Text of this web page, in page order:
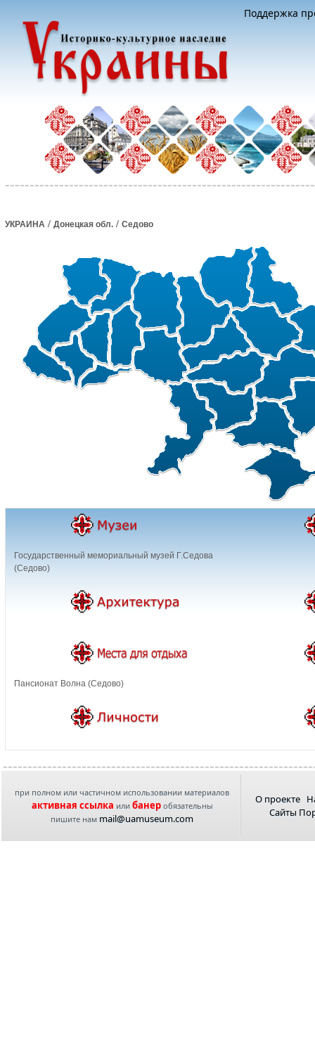
Поддержка
УКРАИНА / Донецкая обл. / Седово
Государственный мемориальный музей Г.Седова
(Седово)
Пансионат Волна (Седово)
при полном или частичном использовании материалов
активная ссылка или банеробязательны
пишите нам mail@uamuseum.com
О проекте
Сайты